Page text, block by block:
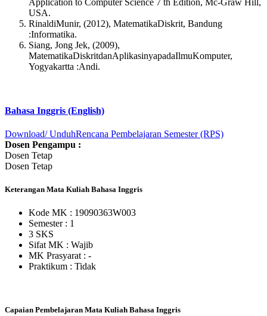
Application to Computer Science 7 th Edition, Mc-Graw Hill,
USA.
RinaldiMunir, (2012), MatematikaDiskrit, Bandung
:Informatika.
Siang, Jong Jek, (2009),
MatematikaDiskritdanAplikasinyapadaIlmuKomputer,
Yogyakartta :Andi.
Bahasa Inggris (English)
Download/ UnduhRencana Pembelajaran Semester (RPS)
Dosen Pengampu :
Dosen Tetap
Dosen Tetap
Keterangan Mata Kuliah Bahasa Inggris
Kode MK : 19090363W003
Semester : 1
3 SKS
Sifat MK : Wajib
MK Prasyarat : -
Praktikum : Tidak
Capaian Pembelajaran Mata Kuliah Bahasa Inggris